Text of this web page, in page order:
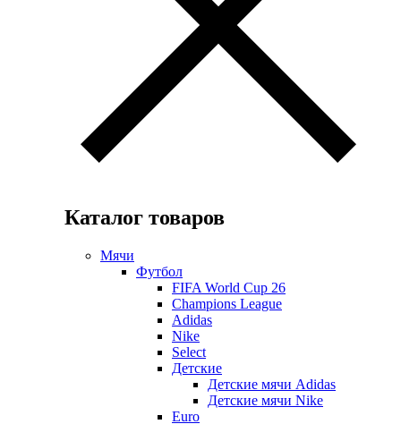
Каталог товаров
Мячи
Футбол
FIFA World Cup 26
Champions League
Adidas
Nike
Select
Детские
Детские мячи Adidas
Детские мячи Nike
Euro